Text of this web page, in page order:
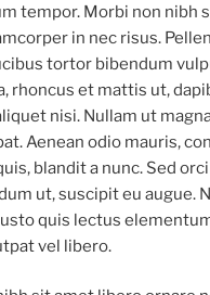
tempor. Morbi non nibh
in nec risus.
tortor bibendum
rhoncus et mattis ut,
nisi. Nullam ut
Aenean odio mauris,
blandit a nunc. Sed
ut, suscipit eu augue.
quis lectus
vel libero.